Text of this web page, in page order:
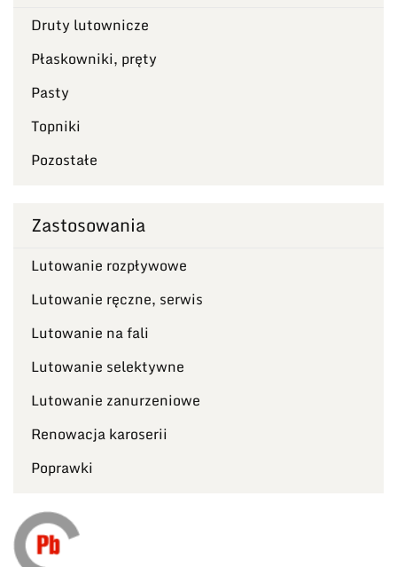
Druty lutownicze
Płaskowniki, pręty
Pasty
Topniki
Pozostałe
Zastosowania
Lutowanie rozpływowe
Lutowanie ręczne, serwis
Lutowanie na fali
Lutowanie selektywne
Lutowanie zanurzeniowe
Renowacja karoserii
Poprawki